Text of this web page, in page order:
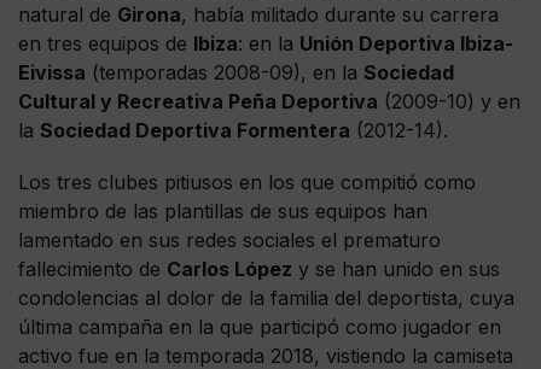
natural de Girona, había militado durante su carrera
en tres equipos de Ibiza: en la Unión Deportiva Ibiza-
Eivissa (temporadas 2008-09), en la Sociedad
Cultural y Recreativa Peña Deportiva (2009-10) y en
la Sociedad Deportiva Formentera (2012-14).
Los tres clubes pitiusos en los que compitió como
miembro de las plantillas de sus equipos han
lamentado en sus redes sociales el prematuro
fallecimiento de Carlos López y se han unido en sus
condolencias al dolor de la familia del deportista, cuya
última campaña en la que participó como jugador en
activo fue en la temporada 2018, vistiendo la camiseta